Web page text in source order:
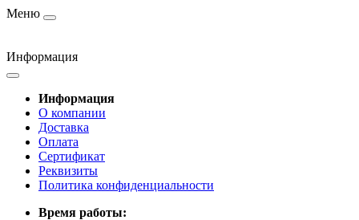
Меню
Информация
Информация
О компании
Доставка
Оплата
Сертификат
Реквизиты
Политика конфиденциальности
Время работы: